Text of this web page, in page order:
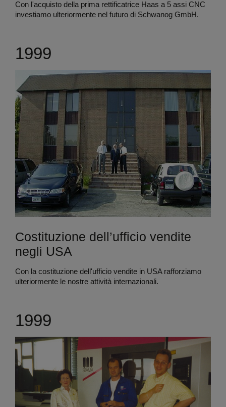
Con l'acquisto della prima rettificatrice Haas a 5 assi CNC
investiamo ulteriormente nel futuro di Schwanog GmbH.
1999
Costituzione dell’ufficio vendite
negli USA
Con la costituzione dell'ufficio vendite in USA rafforziamo
ulteriormente le nostre attività internazionali.
1999